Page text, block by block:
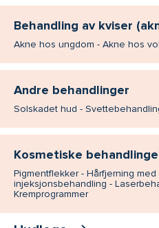
Behandling av kviser
Akne hos ungdom - Akne hos
Andre behandlinger
Solskadet hud -
Kosmetiske
Pigmentflekker - Hårfjerning
injeksjonsbehandling -
Kremprogrammer